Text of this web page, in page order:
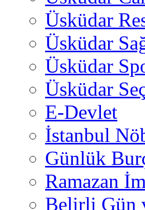
Üsküdar
Üsküdar
Üsküdar
Üsküdar
E-Devlet
İstanbul
Günlük
Ramazan
Belirli Gün